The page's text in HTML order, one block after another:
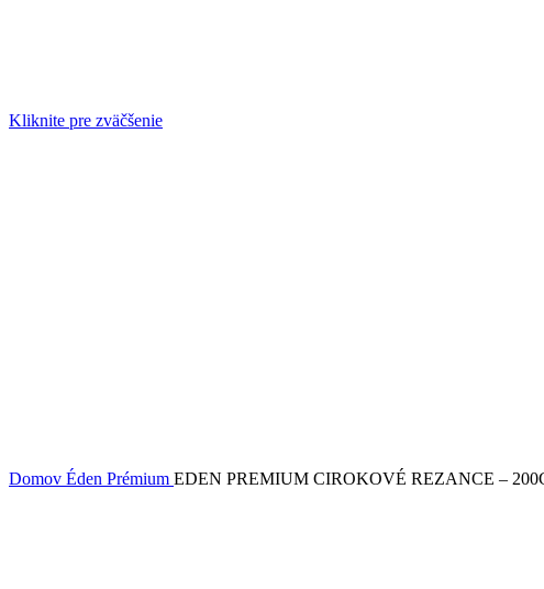
Kliknite pre zväčšenie
Domov Éden Prémium EDEN PREMIUM CIROKOVÉ REZANCE –